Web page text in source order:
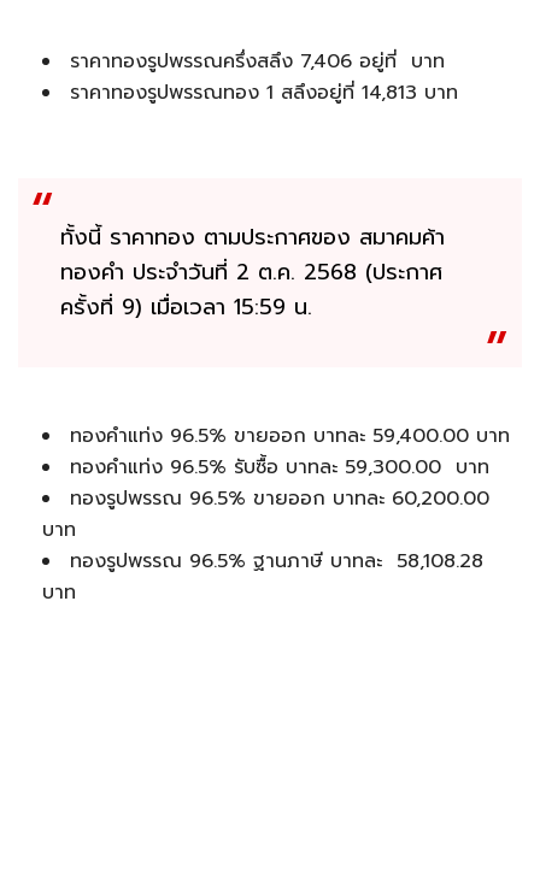
ราคาทองรูปพรรณครึ่งสลึง 7,406 อยู่ที่ บาท
ราคาทองรูปพรรณทอง 1 สลึงอยู่ที่ 14,813 บาท
ทั้งนี้ ราคาทอง ตามประกาศของ สมาคมค้า
ทองคำ ประจำวันที่ 2 ต.ค. 2568 (ประกาศ
ครั้งที่ 9) เมื่อเวลา 15:59 น.
ทองคำแท่ง 96.5% ขายออก บาทละ 59,400.00 บาท
ทองคำแท่ง 96.5% รับซื้อ บาทละ 59,300.00 บาท
ทองรูปพรรณ 96.5% ขายออก บาทละ 60,200.00
บาท
ทองรูปพรรณ 96.5% ฐานภาษี บาทละ 58,108.28
บาท